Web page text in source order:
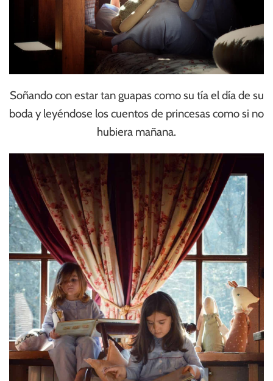
Soñando con estar tan guapas como su tía el día de su
boda y leyéndose los cuentos de princesas como si no
hubiera mañana.